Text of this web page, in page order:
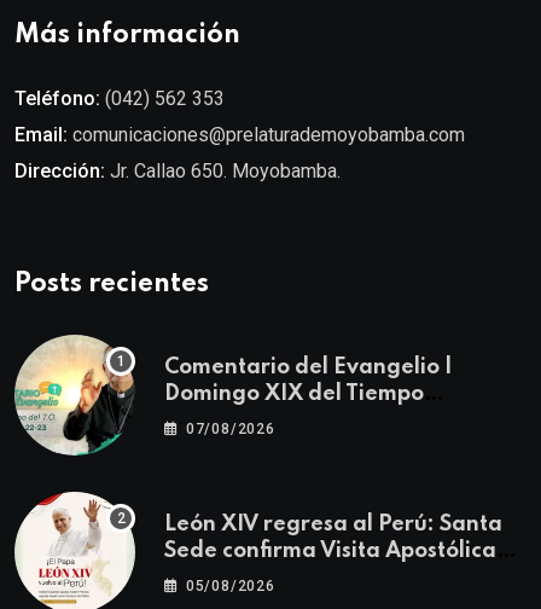
Más información
Teléfono: (042) 562 353
Email: comunicaciones@prelaturademoyobamba.com
Dirección: Jr. Callao 650. Moyobamba.
Posts recientes
Comentario del Evangelio |
Domingo XIX del Tiempo
Ordinario | Mateo 14, 22-23
07/08/2026
León XIV regresa al Perú: Santa
Sede confirma Visita Apostólica
del 11 al 17 de noviembre
05/08/2026